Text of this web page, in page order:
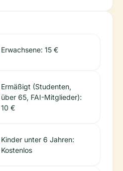
Erwachsene: 15 €
Ermäßigt (Studenten,
über 65, FAI-Mitglieder):
10 €
Kinder unter 6 Jahren:
Kostenlos